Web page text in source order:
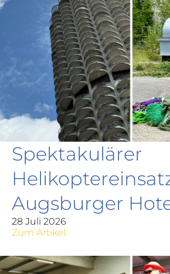
Spektakulärer
Augsburger
28 Juli 2026
Zum Artikel